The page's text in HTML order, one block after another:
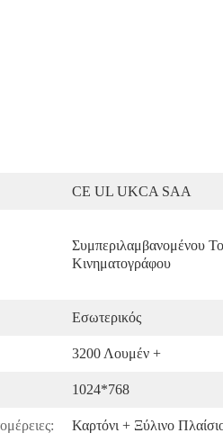
CE UL UKCA SAA
Συμπεριλαμβανομένου
Κινηματογράφου
Εσωτερικός
3200 Λουμέν +
1024*768
Καρτόνι + Ξύλινο